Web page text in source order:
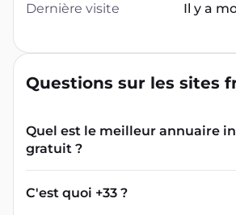
Dernière visite Il y a
Questions sur les sites
Quel est le meilleur annuaire
gratuit ?
France Verif inclut une
recherche de numéro inversée
et gratuite pour identifier les
C'est quoi +33 ?
L'indicatif +33 est le code